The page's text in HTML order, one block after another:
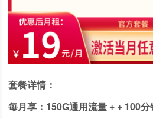
套餐详情：
每月享：150G通用流量 + + 100